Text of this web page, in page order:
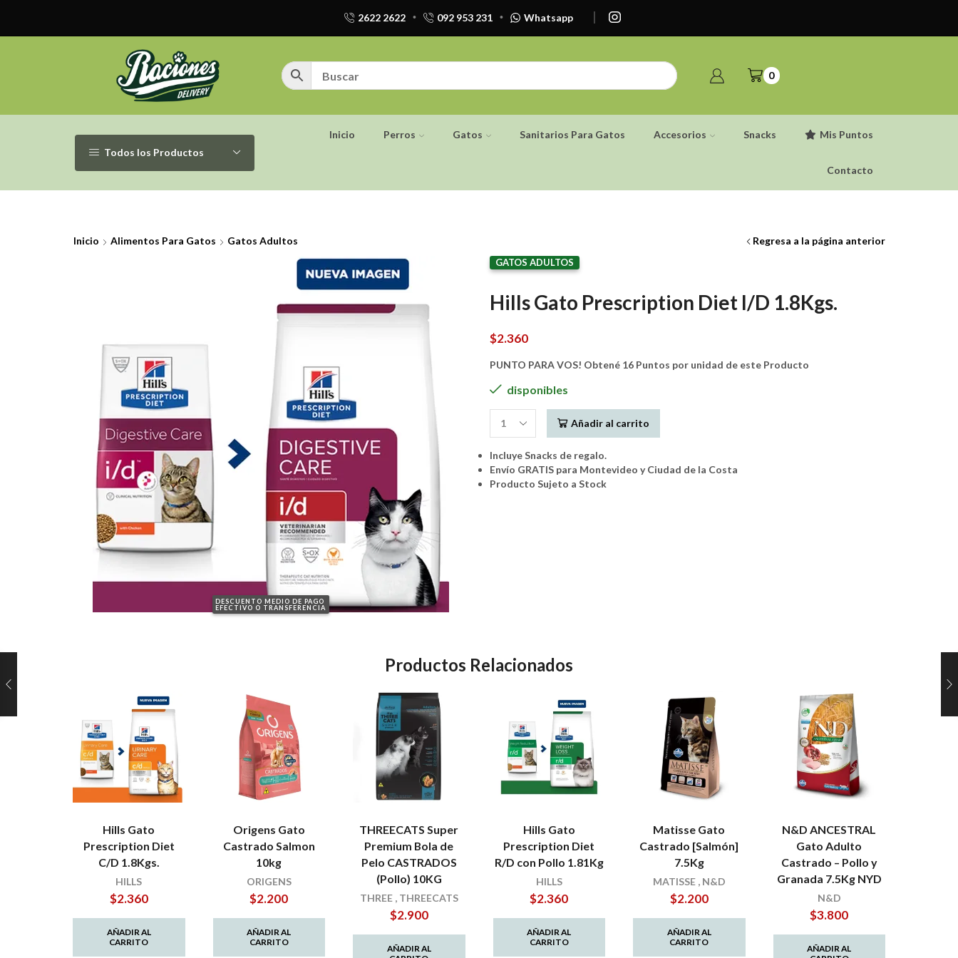
2622 2622 092 953 231 Whatsapp
0
Todos los Productos
Inicio Perros Gatos Sanitarios Para Gatos Accesorios Snacks Mis Puntos
Contacto
Inicio Alimentos Para Gatos Gatos Adultos Regresa a la página anterior
DESCUENTO MEDIO DE PAGO
EFECTIVO O TRANSFERENCIA
GATOS ADULTOS
Hills Gato Prescription Diet I/D 1.8Kgs.
$2.360
PUNTO PARA VOS! Obtené 16 Puntos por unidad de este Producto
disponibles
Hills
Prescription
Diet
I/D
Añadir al carrito
Incluye Snacks de regalo.
Envío GRATIS para Montevideo y Ciudad de la Costa
Producto Sujeto a Stock
Productos Relacionados
Hills Gato
Prescription Diet
C/D 1.8Kgs.
HILLS
$2.360
AÑADIR AL
CARRITO
Origens Gato
Castrado Salmon
10kg
ORIGENS
$2.200
AÑADIR AL
CARRITO
THREECATS Super
Premium Bola de
Pelo CASTRADOS
(Pollo) 10KG
THREE, THREECATS
$2.900
AÑADIR AL
Hills Gato
Prescription Diet
R/D con Pollo 1.81Kg
HILLS
$2.360
AÑADIR AL
CARRITO
Matisse Gato
Castrado [Salmón]
7.5Kg
MATISSE, N&D
$2.200
AÑADIR AL
CARRITO
N&D ANCESTRAL
Gato Adulto
Castrado – Pollo y
Granada 7.5Kg NYD
N&D
$3.800
AÑADIR AL